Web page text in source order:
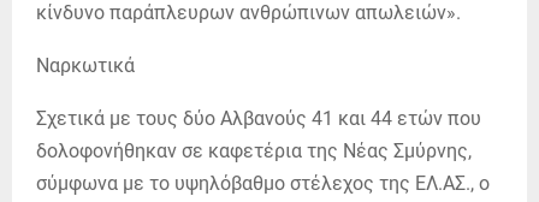
κίνδυνο παράπλευρων ανθρώπινων απωλειών».
Ναρκωτικά
Σχετικά με τους δύο Αλβανούς 41 και 44 ετών που
δολοφονήθηκαν σε καφετέρια της Νέας Σμύρνης,
σύμφωνα με το υψηλόβαθμο στέλεχος της ΕΛ.ΑΣ., ο